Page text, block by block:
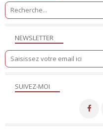
NEWSLETTER
SUIVEZ-MOI